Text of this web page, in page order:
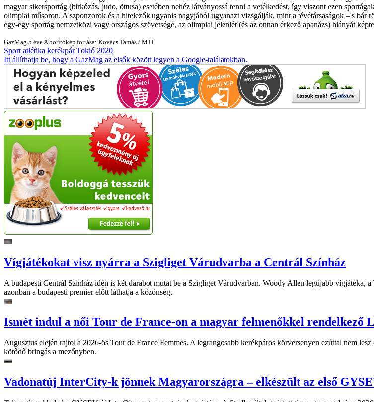
magyar sikersportág (birkózás, judo, öttusa) esetében nehéz látványossá tenni a vetélkedést, így viszont ezen
olimpiai műsoron. A szponzorok és a hitelezők ugyanis nagyjából ugyanazt vizsgálják, mint a tévétársaságok – s bár
egy-egy sportág nemzetközi vagy országos szövetsége, az olimpiai jelenlét (és az onnan érkező apanázs) hiányát
GazMag 5 éve A borítókép forrása: Kovács Tamás / MTI
Sport atlétika kerékpárTokió 2020
Itt állíthatja be, hogy a GazMag az elsők között legyen a Google-találatokban.
Vígjátékokat visz nyárra a Szigliget Várudvarba a Centrál Színház
A budapesti Centrál Színház idén is két darabot mutat be a Szigliget Várudvarban. Woody Allen legújabb vígjátéka,
azonban a budapesti premier előtt láthatja a közönség.
Ismét indul a női Tour de France-on a magyar felmenőkkel rendelkező
Augusztus elején rajtol a 2026-ös Tour de France Femmes. A legrangosabb kerékpáros körversenyen ezúttal nem
kötődő bringás a mezőnyben.
Vadonatúj InterCity-k jönnek Magyarországra – elkészült az első